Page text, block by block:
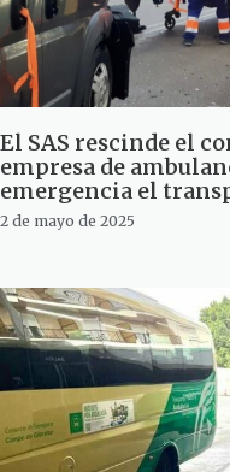
El SAS rescinde el
empresa de
emergencia el
2 de mayo de 2025